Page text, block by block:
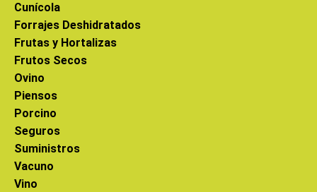
Cunícola
Forrajes Deshidratados
Frutas y Hortalizas
Frutos Secos
Ovino
Piensos
Porcino
Seguros
Suministros
Vacuno
Vino